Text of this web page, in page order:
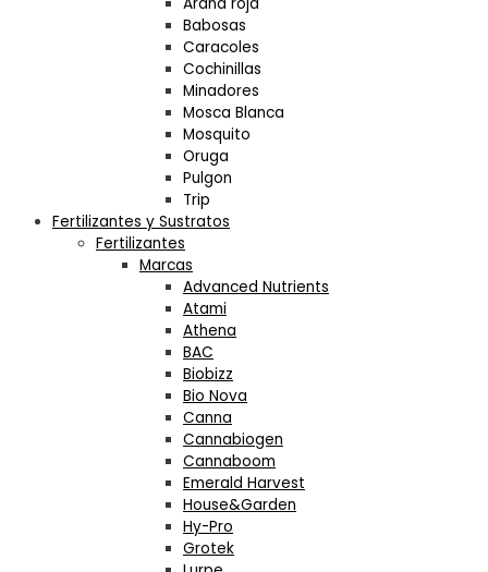
Babosas
Caracoles
Cochinillas
Minadores
Mosca Blanca
Mosquito
Oruga
Pulgon
Trip
Fertilizantes y Sustratos
Fertilizantes
Marcas
Advanced Nutrients
Atami
Athena
BAC
Biobizz
Bio Nova
Canna
Cannabiogen
Cannaboom
Emerald Harvest
House&Garden
Hy-Pro
Grotek